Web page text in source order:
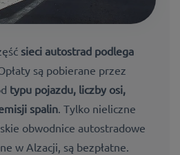
sieci autostrad podlega
są pobierane przez
typu pojazdu, liczby osi,
spalin. Tylko nieliczne
obwodnice autostradowe
w Alzacji, są bezpłatne.